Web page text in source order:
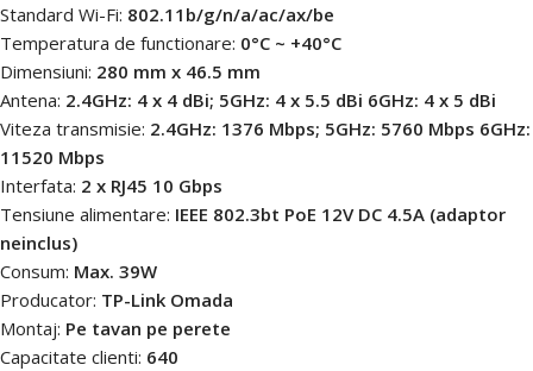
Standard Wi-Fi: 802.11b/g/n/a/ac/ax/be
Temperatura de functionare: 0°C ~ +40°C
Dimensiuni: 280 mm x 46.5 mm
Antena: 2.4GHz: 4 x 4 dBi; 5GHz: 4 x 5.5 dBi 6GHz: 4 x 5 dBi
Viteza transmisie: 2.4GHz: 1376 Mbps; 5GHz: 5760 Mbps 6GHz:
11520 Mbps
Interfata: 2 x RJ45 10 Gbps
Tensiune alimentare: IEEE 802.3bt PoE 12V DC 4.5A (adaptor
neinclus)
Consum: Max. 39W
Producator: TP-Link Omada
Montaj: Pe tavan pe perete
Capacitate clienti: 640